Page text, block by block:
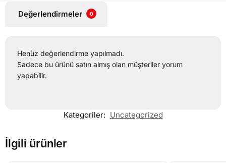
Değerlendirmeler 0
Henüz değerlendirme yapılmadı.
Sadece bu ürünü satın almış olan müşteriler yorum
yapabilir.
Kategoriler: Uncategorized
İlgili ürünler